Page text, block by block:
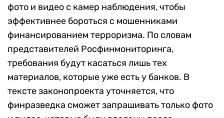
фото и видео с камер наблюдения, чтобы
эффективнее бороться с мошенниками
финансированием терроризма. По словам
представителей Росфинмониторинга,
требования будут касаться лишь тех
материалов, которые уже есть у банков. В
тексте законопроекта уточняется, что
финразведка сможет запрашивать только фото